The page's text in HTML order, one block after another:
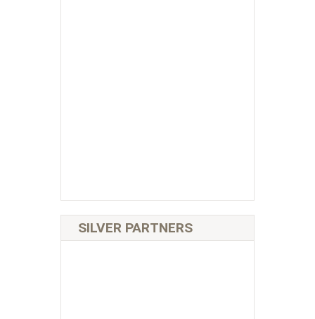
SILVER PARTNERS